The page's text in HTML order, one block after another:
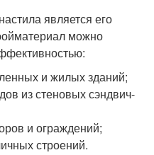
является его
можно
и жилых зданий;
из стеновых сэндвич-
и ограждений;
строений.